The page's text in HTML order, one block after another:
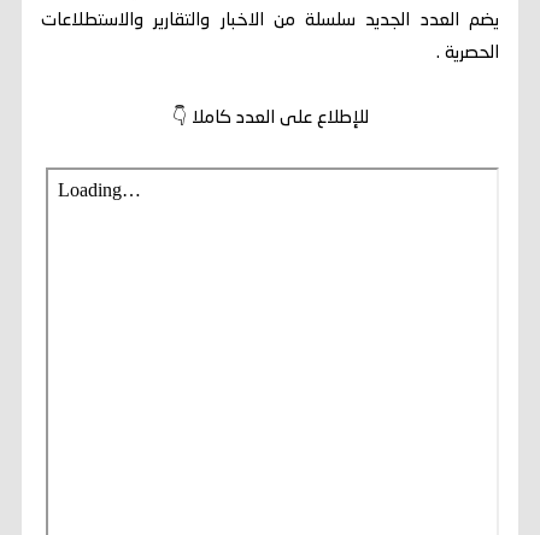
يضم العدد الجديد سلسلة من الاخبار والتقارير والاستطلاعات
الحصرية .
للإطلاع على العدد كاملا 👇